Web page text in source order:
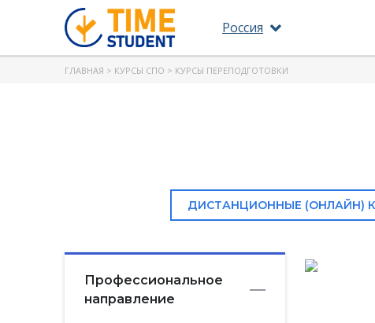
Россия
ГЛАВНАЯ > КУРСЫ СПО > КУРСЫ ПЕРЕПОДГОТОВКИ
ДИСТАНЦИОННЫЕ (ОНЛАЙН)
Профессиональное
направление